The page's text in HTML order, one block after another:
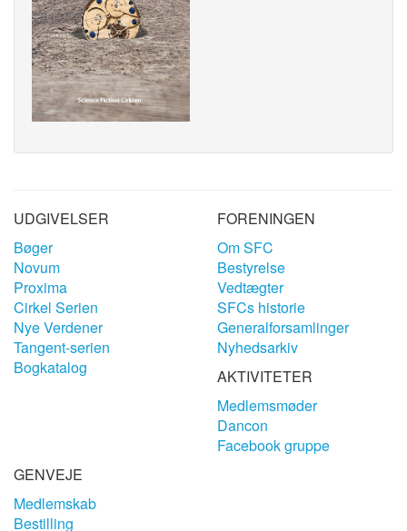
UDGIVELSER
Bøger
Novum
Proxima
Cirkel Serien
Nye Verdener
Tangent-serien
Bogkatalog
FORENINGEN
Om SFC
Bestyrelse
Vedtægter
SFCs historie
Generalforsamlinger
Nyhedsarkiv
AKTIVITETER
Medlemsmøder
Dancon
Facebook gruppe
GENVEJE
Medlemskab
Bestilling